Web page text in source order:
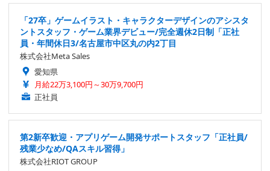
「27卒」ゲームイラスト・キャラクターデザインのアシスタ
ントスタッフ・ゲーム業界デビュー/完全週休2日制「正社
員・年間休日3/名古屋市中区丸の内2丁目
株式会社Meta Sales
愛知県
月給22万3,100円～30万9,700円
正社員
第2新卒歓迎・アプリゲーム開発サポートスタッフ「正社員/
残業少なめ/QAスキル習得」
株式会社RIOT GROUP